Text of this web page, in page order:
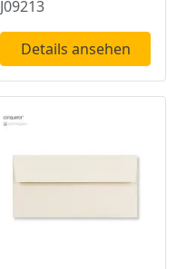
J09213
Details ansehen